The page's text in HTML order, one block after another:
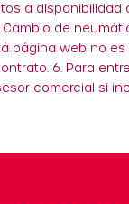
a disponibilidad
Cambio de
página web no
6. Para
comercial si